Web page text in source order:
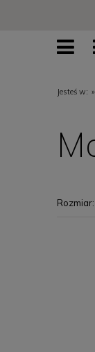
Jesteś w: »